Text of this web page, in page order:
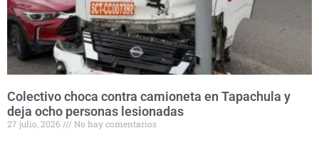
Colectivo choca contra camioneta en Tapachula y
deja ocho personas lesionadas
27 julio, 2026 No hay comentarios